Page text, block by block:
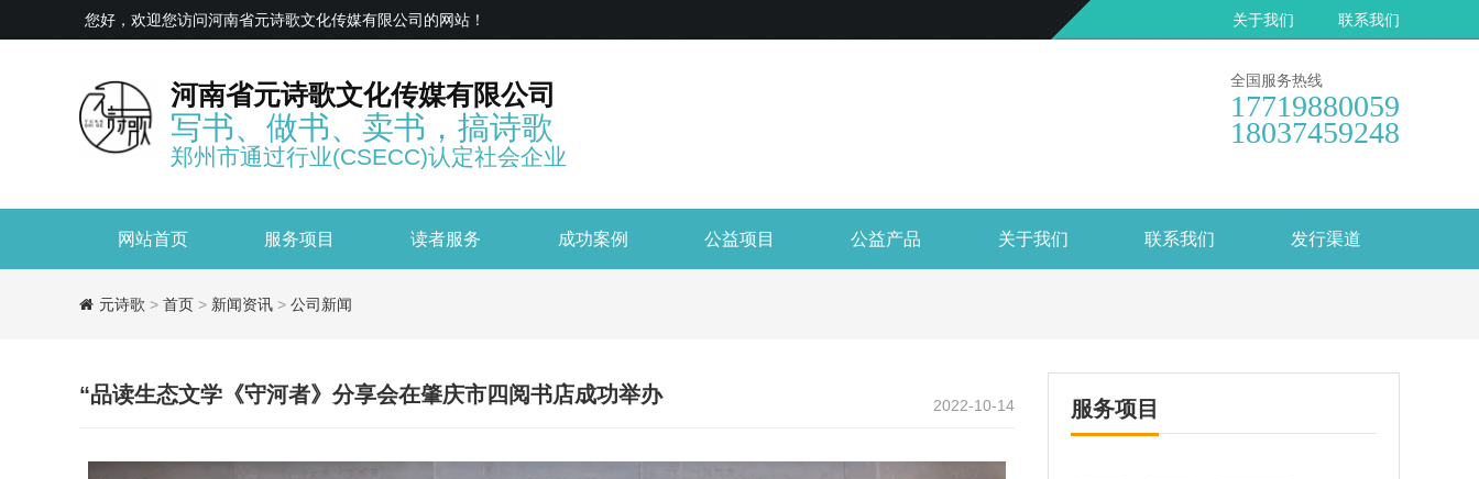
您好，欢迎您访问河南省元诗歌文化传媒有限公司的网站！ 关于我们 联系我们
河南省元诗歌文化传媒有限公司
写书、做书、卖书，搞诗歌
郑州市通过行业(CSECC)认定社会企业
全国服务热线
17719880059
18037459248
网站首页 服务项目 读者服务 成功案例 公益项目 公益产品 关于我们 联系我们 发行渠道
元诗歌 > 首页 > 新闻资讯 > 公司新闻
“品读生态文学《守河者》分享会在肇庆市四阅书店成功举办 2022-10-14 服务项目